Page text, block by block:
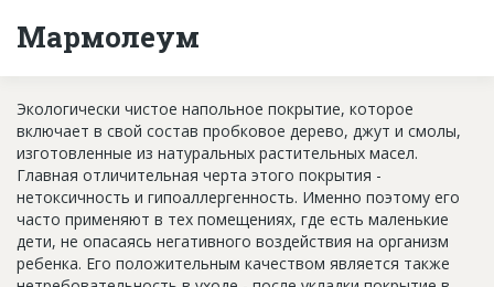
О проекте
База строящихся объектов
Инвестпроекты
Глоссарий
Новости
Платные услуги
Мармолеум
Экологически чистое напольное покрытие, которое
включает в свой состав пробковое дерево, джут и смолы,
изготовленные из натуральных растительных масел.
Главная отличительная черта этого покрытия -
нетоксичность и гипоаллергенность. Именно поэтому его
часто применяют в тех помещениях, где есть маленькие
дети, не опасаясь негативного воздействия на организм
ребенка. Его положительным качеством является также